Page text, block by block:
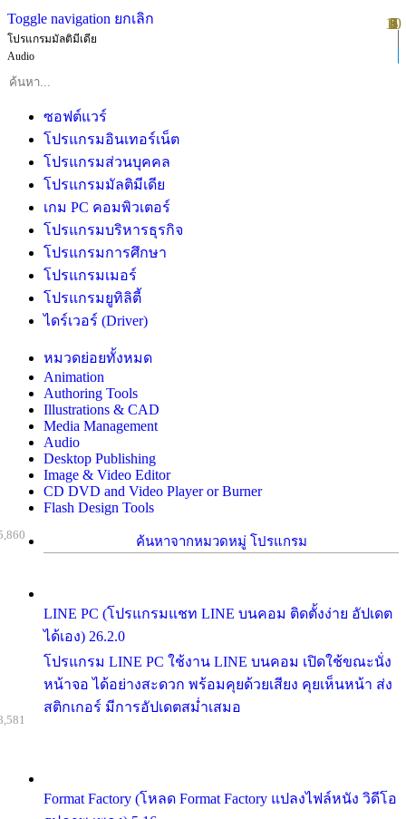
Toggle navigation ยกเลิก
โปรแกรมมัลติมีเดีย
Audio
ซอฟต์แวร์
โปรแกรมอินเทอร์เน็ต
โปรแกรมส่วนบุคคล
โปรแกรมมัลติมีเดีย
เกม PC คอมพิวเตอร์
โปรแกรมบริหารธุรกิจ
โปรแกรมการศึกษา
โปรแกรมเมอร์
โปรแกรมยูทิลิตี้
ไดร์เวอร์ (Driver)
หมวดย่อยทั้งหมด
Animation
Authoring Tools
Illustrations & CAD
Media Management
Audio
Desktop Publishing
Image & Video Editor
CD DVD and Video Player or Burner
Flash Design Tools
ค้นหาจากหมวดหมู่ โปรแกรม
LINE PC (โปรแกรมแชท LINE บนคอม ติดตั้งง่าย อัปเดต
ได้เอง) 26.2.0
โปรแกรม LINE PC ใช้งาน LINE บนคอม เปิดใช้ขณะนั่ง
หน้าจอ ได้อย่างสะดวก พร้อมคุยด้วยเสียง คุยเห็นหน้า ส่ง
สติกเกอร์ มีการอัปเดตสม่ำเสมอ
Format Factory (โหลด Format Factory แปลงไฟล์หนัง วิดีโอ
1
2
3
4
5
6
7
8
9
10